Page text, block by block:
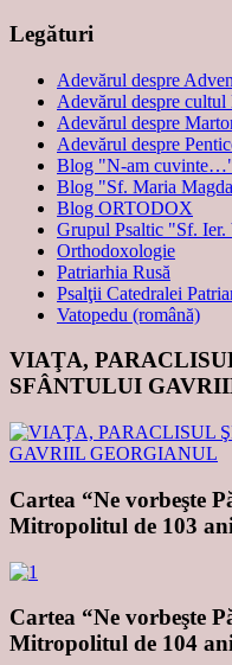
Legături
Adevărul despre
Adevărul despre cultul
Adevărul despre
Adevărul despre
Blog "N-am
Blog "Sf. Maria
Blog ORTODOX
Grupul Psaltic "Sf.
Orthodoxologie
Patriarhia Rusă
Psalţii Catedralei
Vatopedu (română)
VIAŢA,
SFÂNTULUI
Cartea “Ne vorbeşte
Mitropolitul de 103
Cartea “Ne vorbeşte
Mitropolitul de 104